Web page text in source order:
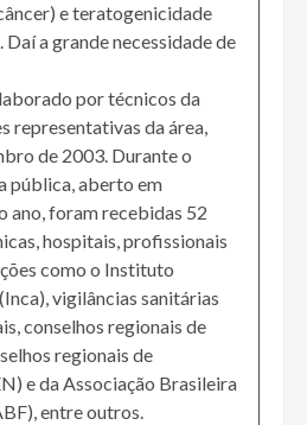
e teratogenicidade
a grande necessidade de
por técnicos da
representativas da área,
de 2003. Durante o
pública, aberto em
ano, foram recebidas 52
hospitais, profissionais
como o Instituto
vigilâncias sanitárias
conselhos regionais de
regionais de
e da Associação Brasileira
entre outros.